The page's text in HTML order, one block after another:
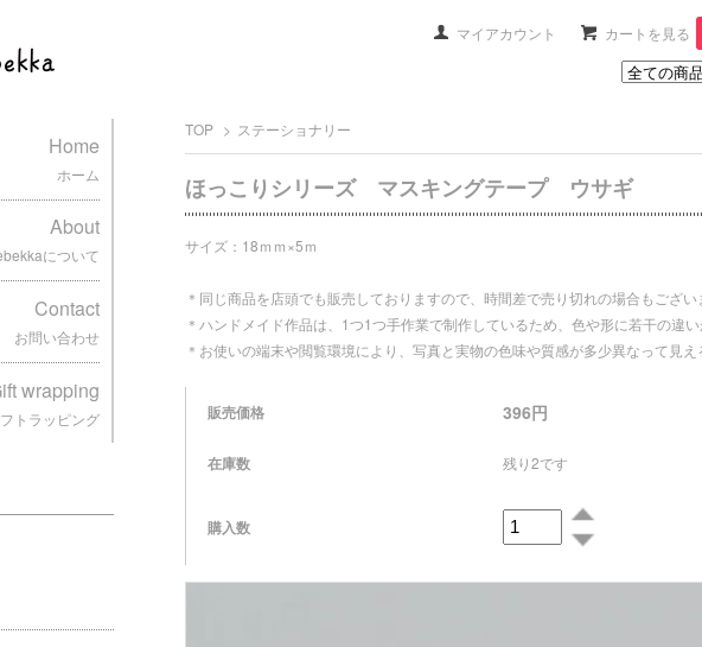
マイアカウント カートを見る
TOP > ステーショナリー
ほっこりシリーズ マスキングテープ ウサギ
サイズ：18ｍｍ×5ｍ
＊同じ商品を店頭でも販売しておりますので、時間差で売り切れの場合もござい
＊ハンドメイド作品は、1つ1つ手作業で制作しているため、色や形に若干の違
＊お使いの端末や閲覧環境により、写真と実物の色味や質感が多少異なって見え
販売価格 396円
在庫数 残り2です
購入数
Home
ホーム
About
について
Contact
お問い合わせ
wrapping
トラッピング